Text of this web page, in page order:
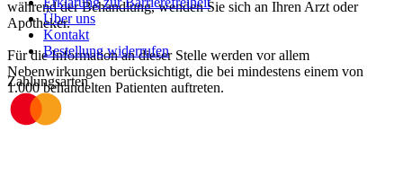
während der Behandlung, wenden Sie sich an Ihren Arzt oder
Apotheker.
Für die Information an dieser Stelle werden vor allem
Nebenwirkungen berücksichtigt, die bei mindestens einem von
1.000 behandelten Patienten auftreten.
Über uns
Kontakt
Bestellung widerrufen
Zahlungsarten